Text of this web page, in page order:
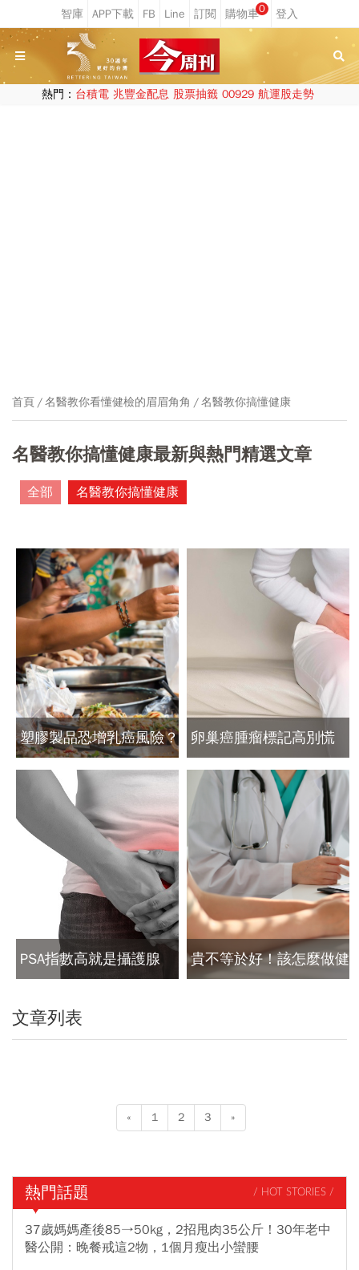
0
熱門： 台積電 兆豐金配息 股票抽籤 00929 航運股走勢
首頁 名醫教你看懂健檢的眉眉角角 名醫教你搞懂健康
名醫教你搞懂健康最新與熱門精選文章
全部 名醫教你搞懂健康
塑膠製品恐增乳癌風險？
醫師提醒避免這些危險因
卵巢癌腫瘤標記高別慌
可能是拉肚子造成的
PSA指數高就是攝護腺
是錯誤觀念
貴不等於好！該怎麼做健
門人這麼說
文章列表
« 1 2 3 »
熱門話題 / HOT STORIES /
37歲媽媽產後85→50kg，2招甩肉35公斤！30年老中
醫公開：晚餐戒這2物，1個月瘦出小蠻腰